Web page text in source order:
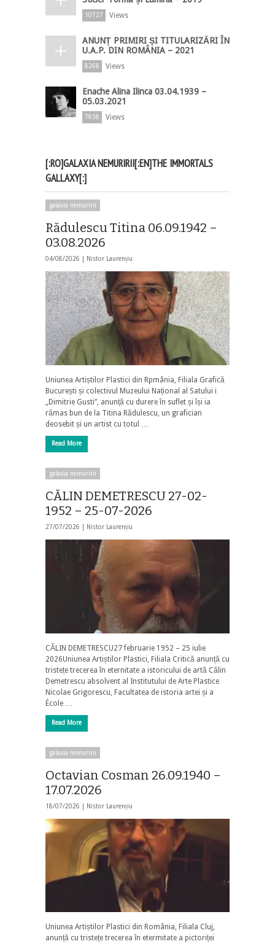
10727 Views
ANUNȚ PRIMIRI ȘI TITULARIZĂRI ÎN
U.A.P. DIN ROMÂNIA – 2021
8268 Views
Enache Alina Ilinca 03.04.1939 –
05.03.2021
7858 Views
[:RO]GALAXIA NEMURIRII[:EN]THE IMMORTALS
GALLAXY[:]
galaxia nemuririi
Rădulescu Titina 06.09.1942 –
03.08.2026
04/08/2026 | Nistor Laurențiu
Uniunea Artiștilor Plastici din Rpmânia, Filiala Grafică
București și colectivul Muzeului Național al Satului i
„Dimitrie Gusti”, anunță cu durere în suflet și își ia
rămas bun de la Titina Rădulescu, un grafician
deosebit și un artist cu totul …
Read More
galaxia nemuririi
CĂLIN DEMETRESCU 27-02-
1952 – 25-07-2026
27/07/2026 | Nistor Laurențiu
CĂLIN DEMETRESCU27 februarie 1952 – 25 iulie
2026Uniunea Artiștilor Plastici, Filiala Critică anunță cu
tristețe trecerea în eternitate a istoricului de artă Călin
Demetrescu absolvent al Institutului de Arte Plastice
Nicolae Grigorescu, Facultatea de istoria artei și a
École …
Read More
galaxia nemuririi
Octavian Cosman 26.09.1940 –
17.07.2026
18/07/2026 | Nistor Laurențiu
Uniunea Artiștilor Plastici din România, Filiala Cluj,
anunță cu tristețe trecerea în etermitate a pictoriței